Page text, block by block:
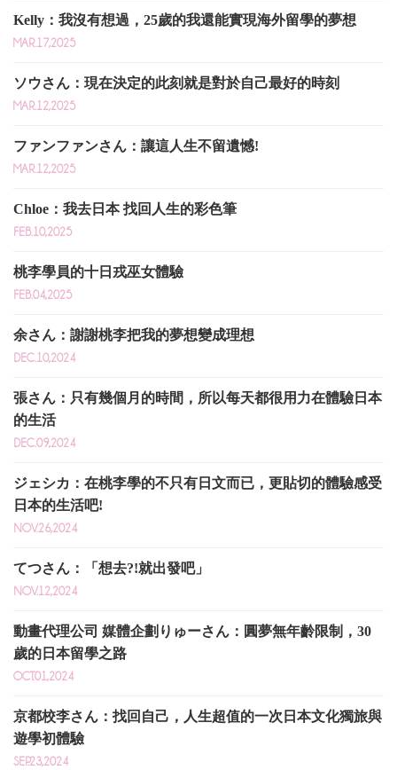
Kelly：我沒有想過，25歲的我還能實現海外留學的夢想
MAR.17,2025
ソウさん：現在決定的此刻就是對於自己最好的時刻
MAR.12,2025
ファンファンさん：讓這人生不留遺憾!
MAR.12,2025
Chloe：我去日本 找回人生的彩色筆
FEB.10,2025
桃李學員的十日戎巫女體驗
FEB.04,2025
余さん：謝謝桃李把我的夢想變成理想
DEC.10,2024
張さん：只有幾個月的時間，所以每天都很用力在體驗日本
的生活
DEC.09,2024
ジェシカ：在桃李學的不只有日文而已，更貼切的體驗感受
日本的生活吧!
NOV.26,2024
てつさん：「想去?!就出發吧」
NOV.12,2024
動畫代理公司 媒體企劃りゅーさん：圓夢無年齡限制，30
歲的日本留學之路
OCT.01,2024
京都校李さん：找回自己，人生超值的一次日本文化獨旅與
遊學初體驗
SEP.23,2024